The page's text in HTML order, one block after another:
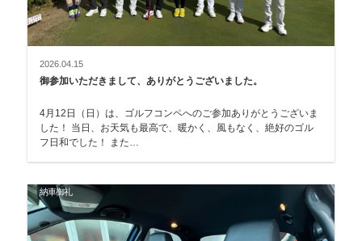
2026.04.15
御参加いただきまして、ありがとうございました。
4月12日（日）は、ゴルフコンペへのご参加ありがとうございま
した！ 当日、お天気も最高で、暖かく、風もなく、絶好のゴル
フ日和でした！ また…
納車御礼